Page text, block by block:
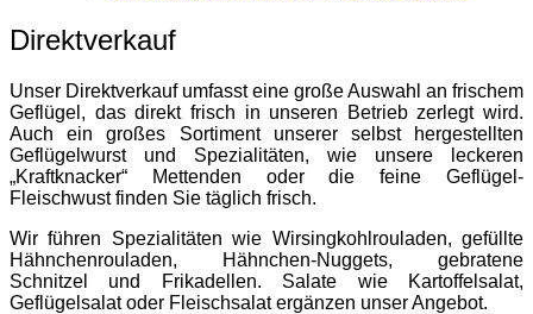
Direktverkauf
Unser Direktverkauf umfasst eine große Auswahl an frischem
Geflügel, das direkt frisch in unseren Betrieb zerlegt wird.
Auch ein großes Sortiment unserer selbst hergestellten
Geflügelwurst und Spezialitäten, wie unsere leckeren
„Kraftknacker“ Mettenden oder die feine Geflügel-
Fleischwust finden Sie täglich frisch.
Wir führen Spezialitäten wie Wirsingkohlrouladen, gefüllte
Hähnchenrouladen, Hähnchen-Nuggets, gebratene
Schnitzel und Frikadellen. Salate wie Kartoffelsalat,
Geflügelsalat oder Fleischsalat ergänzen unser Angebot.